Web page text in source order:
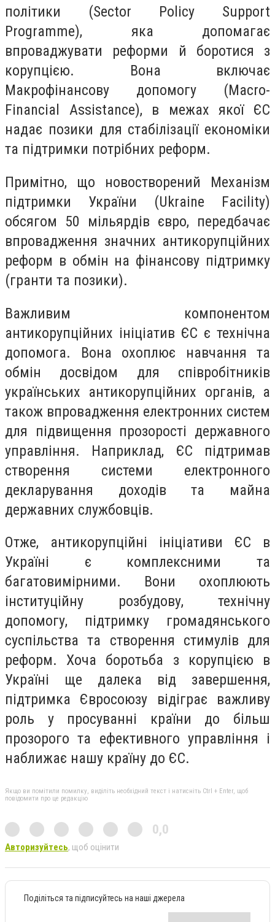
політики (Sector Policy Support
Programme), яка допомагає
впроваджувати реформи й боротися з
корупцією. Вона включає
Макрофінансову допомогу (Macro-
Financial Assistance), в межах якої ЄС
надає позики для стабілізації економіки
та підтримки потрібних реформ.
Примітно, що новостворений Механізм
підтримки України (Ukraine Facility)
обсягом 50 мільярдів євро, передбачає
впровадження значних антикорупційних
реформ в обмін на фінансову підтримку
(гранти та позики).
Важливим компонентом
антикорупційних ініціатив ЄС є технічна
допомога. Вона охоплює навчання та
обмін досвідом для співробітників
українських антикорупційних органів, а
також впровадження електронних систем
для підвищення прозорості державного
управління. Наприклад, ЄС підтримав
створення системи електронного
декларування доходів та майна
державних службовців.
Отже, антикорупційні ініціативи ЄС в
Україні є комплексними та
багатовимірними. Вони охоплюють
інституційну розбудову, технічну
допомогу, підтримку громадянського
суспільства та створення стимулів для
реформ. Хоча боротьба з корупцією в
Україні ще далека від завершення,
підтримка Євросоюзу відіграє важливу
роль у просуванні країни до більш
прозорого та ефективного управління і
наближає нашу країну до ЄС.
Якщо ви помітили помилку, виділіть необхідний текст і натисніть Ctrl + Enter, щоб
повідомити про це редакцію
0,0
Авторизуйтесь, щоб оцінити
Поділіться та підписуйтесь на наші джерела